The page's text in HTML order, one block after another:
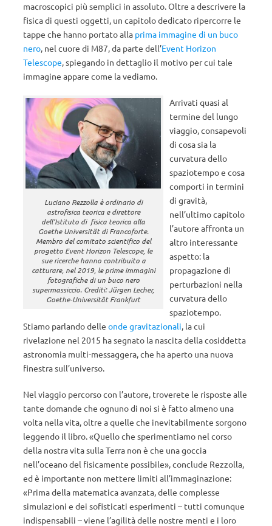
macroscopici più semplici in assoluto. Oltre a descrivere la
fisica di questi oggetti, un capitolo dedicato ripercorre le
tappe che hanno portato alla prima immagine di un buco
nero, nel cuore di M87, da parte dell’Event Horizon
Telescope, spiegando in dettaglio il motivo per cui tale
immagine appare come la vediamo.
Luciano Rezzolla è ordinario di
astrofisica teorica e direttore
dell’Istituto di fisica teorica alla
Goethe Universität di Francoforte.
Membro del comitato scientifico del
progetto Event Horizon Telescope, le
sue ricerche hanno contribuito a
catturare, nel 2019, le prime immagini
fotografiche di un buco nero
supermassiccio. Crediti: Jürgen Lecher,
Goethe-Universität Frankfurt
Arrivati quasi al
termine del lungo
viaggio, consapevoli
di cosa sia la
curvatura dello
spaziotempo e cosa
comporti in termini
di gravità,
nell’ultimo capitolo
l’autore affronta un
altro interessante
aspetto: la
propagazione di
perturbazioni nella
curvatura dello
spaziotempo.
Stiamo parlando delle onde gravitazionali, la cui
rivelazione nel 2015 ha segnato la nascita della cosiddetta
astronomia multi-messaggera, che ha aperto una nuova
finestra sull’universo.
Nel viaggio percorso con l’autore, troverete le risposte alle
tante domande che ognuno di noi si è fatto almeno una
volta nella vita, oltre a quelle che inevitabilmente sorgono
leggendo il libro. «Quello che sperimentiamo nel corso
della nostra vita sulla Terra non è che una goccia
nell’oceano del fisicamente possibile», conclude Rezzolla,
ed è importante non mettere limiti all’immaginazione:
«Prima della matematica avanzata, delle complesse
simulazioni e dei sofisticati esperimenti – tutti comunque
indispensabili – viene l’agilità delle nostre menti e i loro